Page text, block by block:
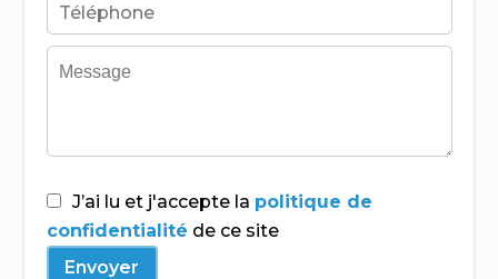
J’ai lu et j'accepte la politique de
confidentialité de ce site
Envoyer